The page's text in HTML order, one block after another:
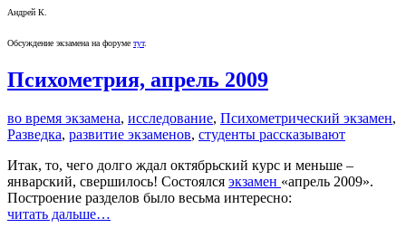
Андрей К.
Обсуждение экзамена на форуме тут.
Психометрия, апрель 2009
во время экзамена, исследование, Психометрический экзамен,
Разведка, развитие экзаменов, студенты рассказывают
Итак, то, чего долго ждал октябрьский курс и меньше –
январский, свершилось! Состоялся экзамен «апрель 2009».
Построение разделов было весьма интересно:
читать дальше…